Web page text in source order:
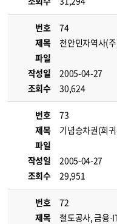
번호
74
제목
천안민자역사(
파일
작성일
2005-04-27
조회수
30,624
번호
73
제목
기념승차권(희
파일
작성일
2005-04-27
조회수
29,951
번호
72
제목
철도공사, 금융